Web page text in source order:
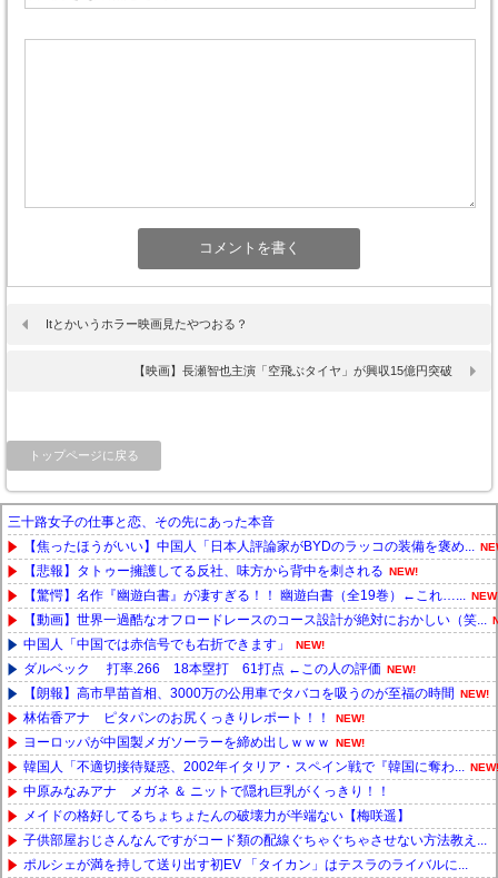
Itとかいうホラー映画見たやつおる？
【映画】長瀬智也主演「空飛ぶタイヤ」が興収15億円突破
トップページに戻る
三十路女子の仕事と恋、その先にあった本音
【焦ったほうがいい】中国人「日本人評論家がBYDのラッコの装備を褒め...
【悲報】タトゥー擁護してる反社、味方から背中を刺される NEW!
【驚愕】名作『幽遊白書』が凄すぎる！！ 幽遊白書（全19巻）←これ…...
【動画】世界一過酷なオフロードレースのコース設計が絶対におかしい（笑...
中国人「中国では赤信号でも右折できます」 NEW!
ダルベック 打率.266 18本塁打 61打点 ←この人の評価 NEW!
【朗報】高市早苗首相、3000万の公用車でタバコを吸うのが至福の時間 NEW!
林佑香アナ ピタパンのお尻くっきりレポート！！ NEW!
ヨーロッパが中国製メガソーラーを締め出しｗｗｗ NEW!
韓国人「不適切接待疑惑、2002年イタリア・スペイン戦で『韓国に奪わ... NEW!
中原みなみアナ メガネ ＆ ニットで隠れ巨乳がくっきり！！
メイドの格好してるちょちょたんの破壊力が半端ない【梅咲遥】
子供部屋おじさんなんですがコード類の配線ぐちゃぐちゃさせない方法教え...
ポルシェが満を持して送り出す初EV 「タイカン」はテスラのライバルに...